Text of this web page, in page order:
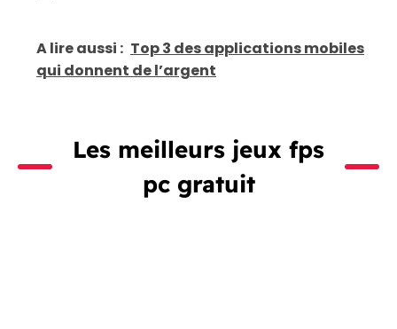
A lire aussi : Top 3 des applications mobiles
qui donnent de l’argent
Les meilleurs jeux fps
pc gratuit